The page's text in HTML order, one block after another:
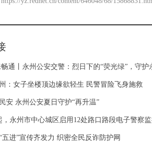
通丨永州公安交警：烈日下的“荧光绿”，守护
：女子坐楼顶边缘欲轻生 民警冒险飞身施救
安 永州公安夏日守护“再升温”
，永州市中心城区启用12处路口路段电子警察
五进”宣传齐发力 织密全民反诈防护网